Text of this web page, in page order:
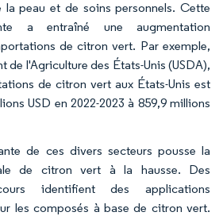
peau et de soins personnels. Cette
a entraîné une augmentation
de citron vert. Par exemple,
de l'Agriculture des États-Unis (USDA),
de citron vert aux États-Unis est
USD en 2022-2023 à 859,9 millions
de ces divers secteurs pousse la
de citron vert à la hausse. Des
identifient des applications
les composés à base de citron vert.